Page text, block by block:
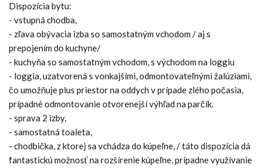
Dispozícia bytu:
- vstupná chodba,
- zľava obývacia izba so samostatným vchodom / aj s
prepojením do kuchyne/
- kuchyňa so samostatným vchodom, s východom na loggiu
- loggia, uzatvorená s vonkajšími, odmontovateľnými žalúziami,
čo umožňuje plus priestor na oddych v prípade zlého počasia,
prípadné odmontovanie otvorenejší výhľad na parčík.
- sprava 2 izby,
- samostatná toaleta,
- chodbička, z ktorej sa vchádza do kúpeľne, / táto dispozícia dá
fantastickú možnosť na rozšírenie kúpeľne, prípadne využívanie